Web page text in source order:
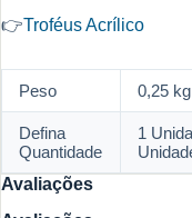
👉Troféus Acrílico
Peso 0,25 kg
Defina
Quantidade
1
Avaliações